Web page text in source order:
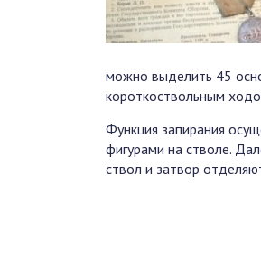
можно выделить 45
короткоствольным
Функция запирания
фигурами на стволе.
ствол и затвор